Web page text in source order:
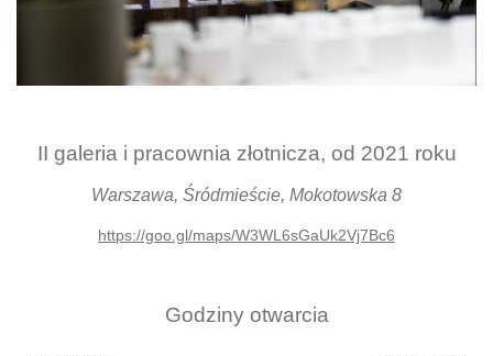
II galeria i pracownia złotnicza, od 2021 roku
Warszawa, Śródmieście, Mokotowska 8
https://goo.gl/maps/W3WL6sGaUk2Vj7Bc6
Godziny otwarcia